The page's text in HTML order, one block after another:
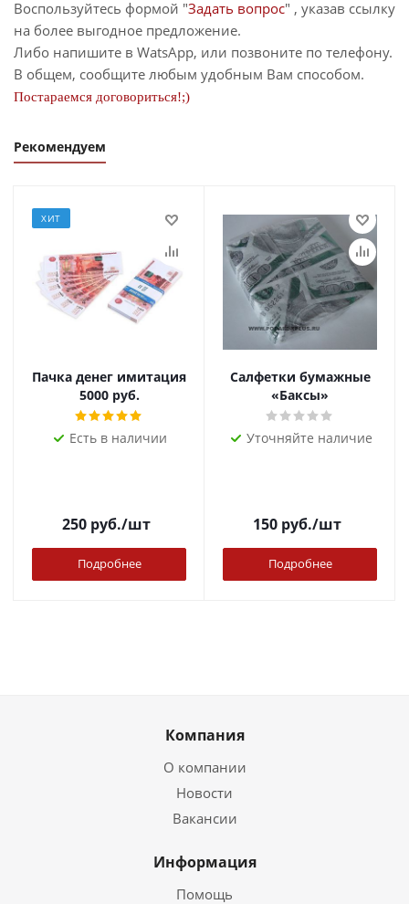
Воспользуйтесь формой "Задать вопрос" , указав ссылку
на более выгодное предложение.
Либо напишите в WatsApp, или позвоните по телефону.
В общем, сообщите любым удобным Вам способом.
Постараемся договориться!;)
Рекомендуем
ХИТ
Пачка денег имитация
5000 руб.
Есть в наличии
250руб./шт
Подробнее
Салфетки бумажные
«Баксы»
Уточняйте наличие
150руб./шт
Подробнее
Компания
О компании
Новости
Вакансии
Информация
Помощь